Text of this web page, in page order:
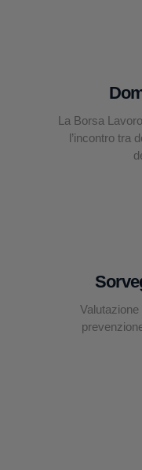
La Borsa
l’incontro tra